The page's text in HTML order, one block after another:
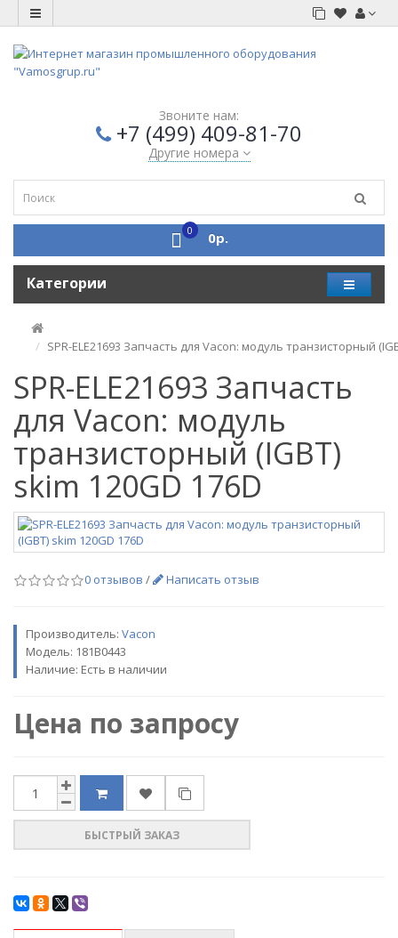
Звоните нам:
+7 (499) 409-81-70
Другие номера
0 0р.
Категории
SPR-ELE21693 Запчасть для Vacon: модуль транзисторный
SPR-ELE21693 Запчасть
для Vacon: модуль
транзисторный (IGBT)
skim 120GD 176D
0 отзывов / Написать отзыв
Производитель: Vacon
Модель: 181B0443
Наличие: Есть в наличии
Цена по запросу
БЫСТРЫЙ ЗАКАЗ